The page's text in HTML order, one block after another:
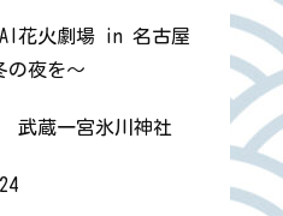
花火劇場 in 名古屋
の夜を～
武蔵一宮氷川神社